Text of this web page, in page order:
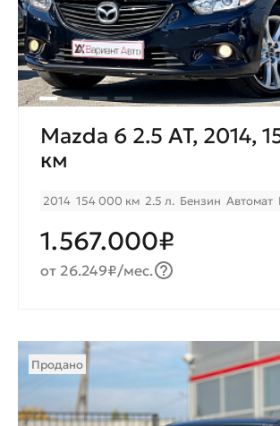
Mazda 6 2.5 AT, 2014,
км
2014 154 000 км 2.5 л. Бензин Автомат
1.567.000₽
от 26.249₽/мес.
Продано